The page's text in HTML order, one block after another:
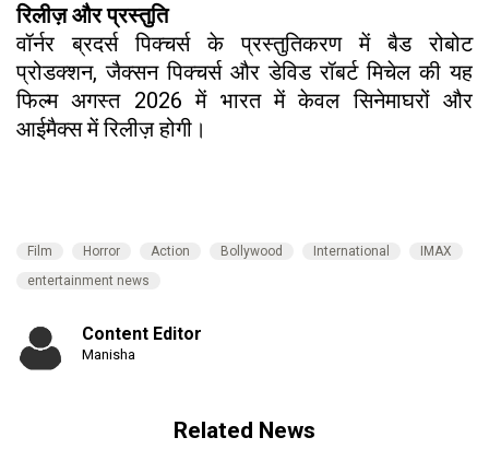
रिलीज़ और प्रस्तुति
वॉर्नर ब्रदर्स पिक्चर्स के प्रस्तुतिकरण में बैड रोबोट
प्रोडक्शन, जैक्सन पिक्चर्स और डेविड रॉबर्ट मिचेल की यह
फिल्म अगस्त 2026 में भारत में केवल सिनेमाघरों और
आईमैक्स में रिलीज़ होगी।
Film Horror Action Bollywood International
IMAX
entertainment news
Content Editor
Manisha
Related News